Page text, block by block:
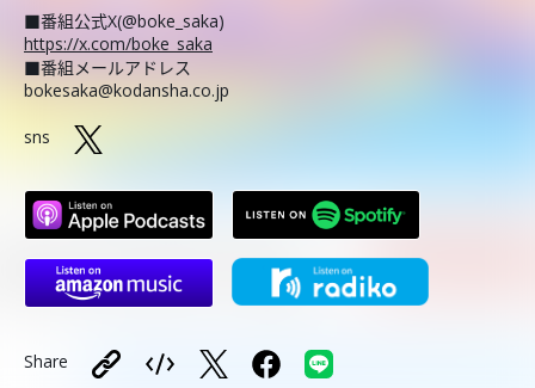
■番組公式X(@boke_saka)
https://x.com/boke_saka
■番組メールアドレス
bokesaka@kodansha.co.jp
sns
Share